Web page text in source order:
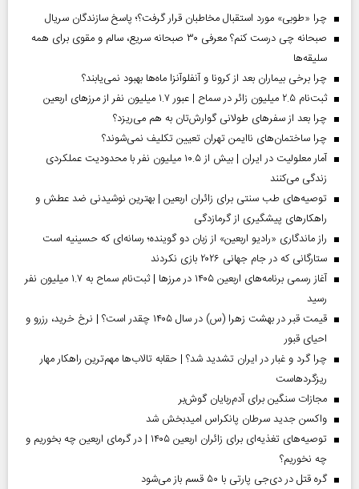
چرا «طوبی» مورد استقبال مخاطبان قرار گرفت؟؛ پاسخ سازندگان سریال
صبحانه چی درست کنم؟ معرفی ۳۰ صبحانه سریع، سالم و مقوی برای همه
سلیقه‌ها
چرا برخی بیماران بعد از کرونا و آنفلوآنزا ماه‌ها بهبود نمی‌یابند؟
ثبت‌نام ۲.۵ میلیون زائر در سماح | عبور ۱.۷ میلیون نفر از مرز‌های اربعین
چرا بعد از سفرهای طولانی گوارش‌تان به هم می‌ریزد؟
چرا ساختمان‌های ناایمن تهران تعیین تکلیف نمی‌شوند؟
آمار معلولیت در ایران | بیش از ۱۰.۵ میلیون نفر با محدودیت عملکردی
زندگی می‌کنند
توصیه‌های طب سنتی برای زائران اربعین | بهترین نوشیدنی ضد عطش و
راهکارهای پیشگیری از گرمازدگی
راز ماندگاری «رادیو اربعین» از زبان دو گوینده؛ رسانه‌ای که حسینیه است
ستارگانی که در جام جهانی ۲۰۲۶ بازی نکردند
آغاز رسمی برنامه‌های اربعین ۱۴۰۵ در مرز‌ها | ثبت‌نام سماح به ۱.۷ میلیون نفر
رسید
قیمت قبر در بهشت زهرا (س) در سال ۱۴۰۵ چقدر است؟ | نرخ خرید، رزرو و
احیای قبور
چرا گرد و غبار در ایران تشدید شد؟ | حقابه تالاب‌ها مهم‌ترین راهکار مهار
ریزگردهاست
مجازات سنگین برای آدم‌ربایان گوش‌بر
واکسن جدید سرطان پانکراس امیدبخش شد
توصیه‌های تغذیه‌ای برای زائران اربعین ۱۴۰۵ | در گرمای اربعین چه بخوریم و
چه نخوریم؟
گره قتل در دی‌جی پارتی با ۵۰ قسم باز می‌شود